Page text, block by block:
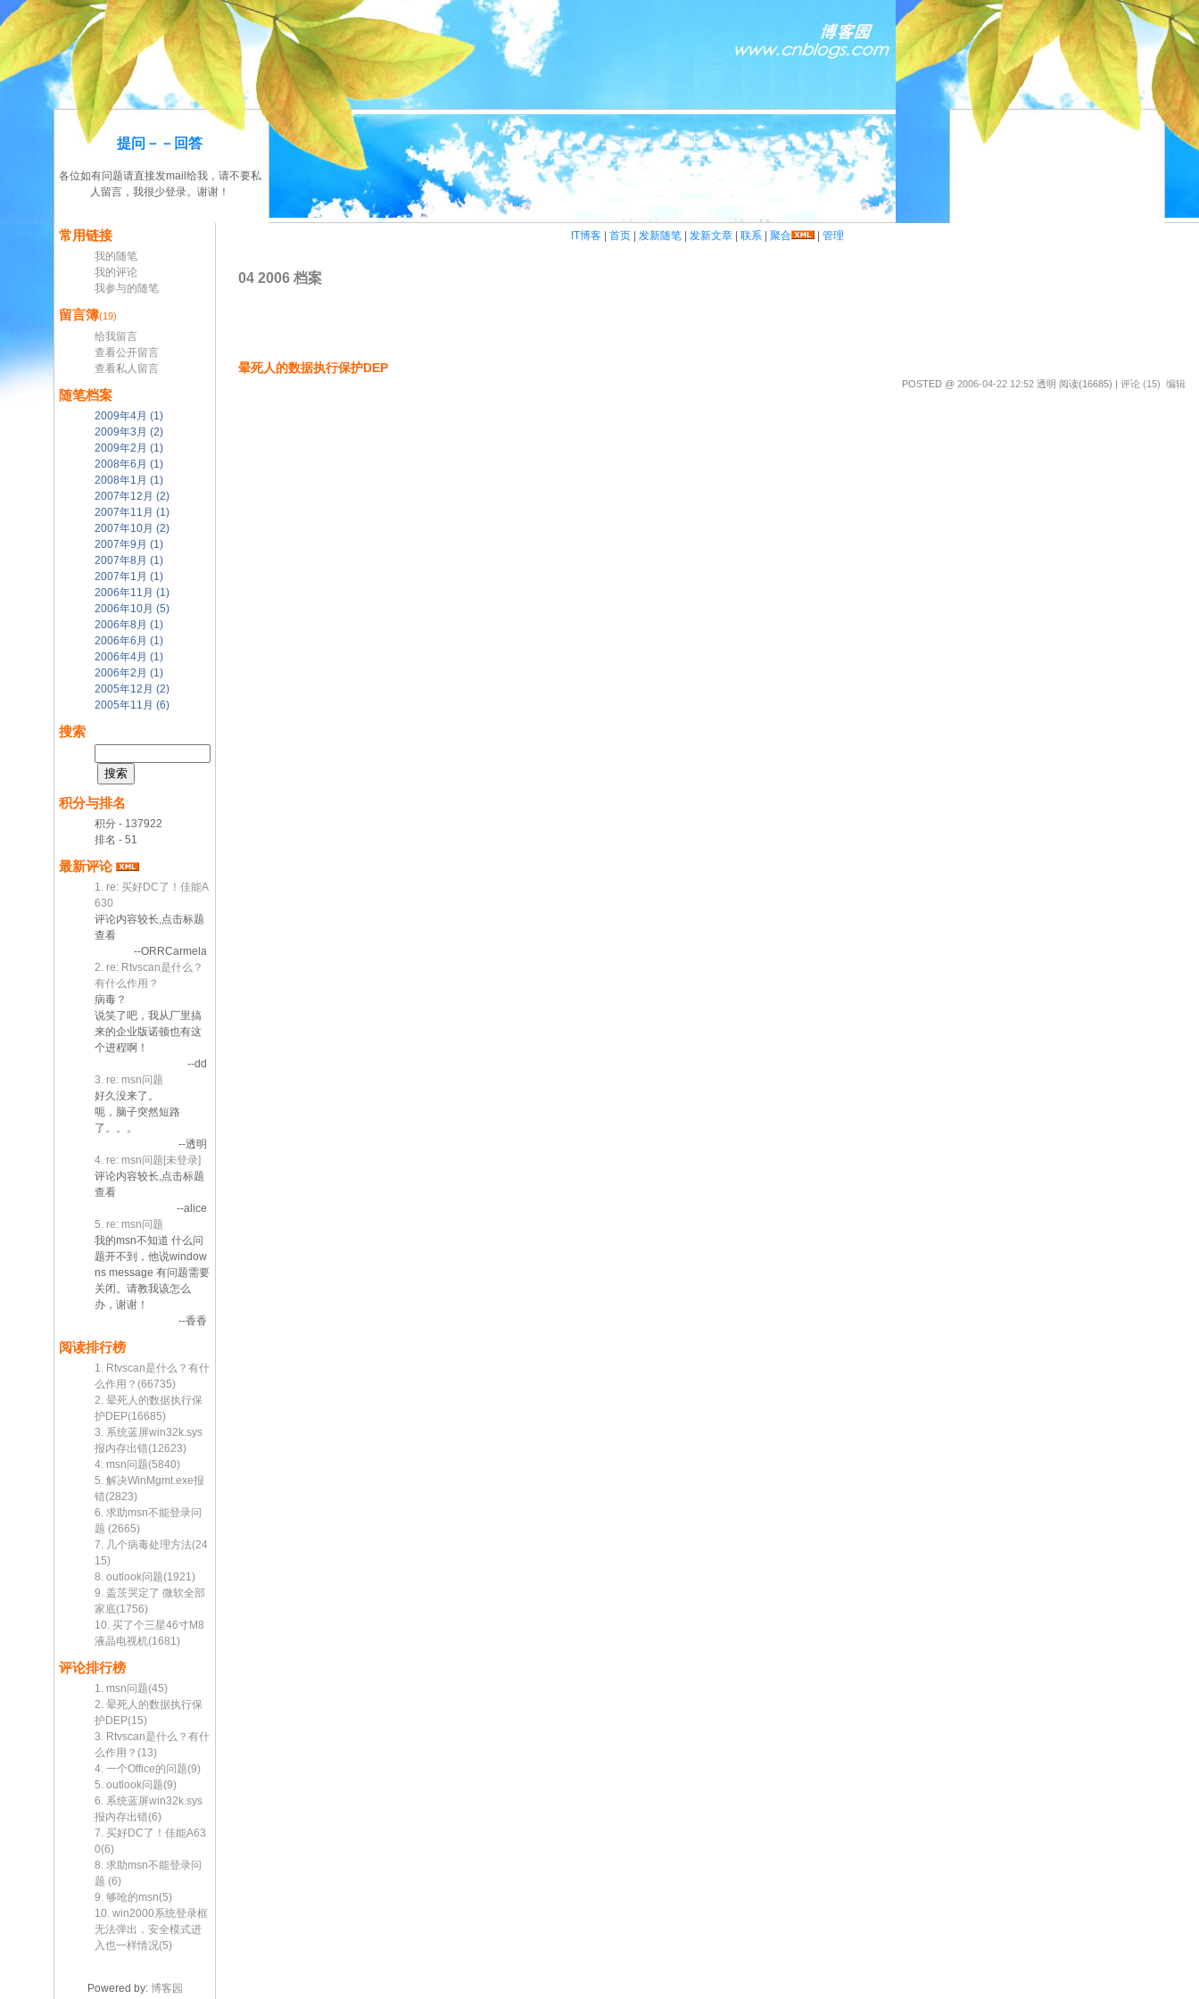
提问－－回答
各位如有问题请直接发mail给我，请不要私
人留言，我很少登录。谢谢！
常用链接
我的随笔
我的评论
我参与的随笔
留言簿(19)
给我留言
查看公开留言
查看私人留言
随笔档案
2009年4月 (1)
2009年3月 (2)
2009年2月 (1)
2008年6月 (1)
2008年1月 (1)
2007年12月 (2)
2007年11月 (1)
2007年10月 (2)
2007年9月 (1)
2007年8月 (1)
2007年1月 (1)
2006年11月 (1)
2006年10月 (5)
2006年8月 (1)
2006年6月 (1)
2006年4月 (1)
2006年2月 (1)
2005年12月 (2)
2005年11月 (6)
搜索
积分与排名
积分 - 137922
排名 - 51
最新评论
1. re: 买好DC了！佳能A
630
评论内容较长,点击标题
查看
--ORRCarmela
2. re: Rtvscan是什么？
有什么作用？
病毒？
说笑了吧，我从厂里搞
来的企业版诺顿也有这
个进程啊！
--dd
3. re: msn问题
好久没来了。
呃，脑子突然短路
了。。。
--透明
4. re: msn问题[未登录]
评论内容较长,点击标题
查看
--alice
5. re: msn问题
我的msn不知道 什么问
题开不到，他说window
ns message 有问题需要
关闭。请教我该怎么
办，谢谢！
--香香
阅读排行榜
1. Rtvscan是什么？有什
么作用？(66735)
2. 晕死人的数据执行保
护DEP(16685)
3. 系统蓝屏win32k.sys
报内存出错(12623)
4. msn问题(5840)
5. 解决WinMgmt.exe报
错(2823)
6. 求助msn不能登录问
题 (2665)
7. 几个病毒处理方法(24
15)
8. outlook问题(1921)
9. 盖茨哭定了 微软全部
家底(1756)
10. 买了个三星46寸M8
液晶电视机(1681)
评论排行榜
1. msn问题(45)
2. 晕死人的数据执行保
护DEP(15)
3. Rtvscan是什么？有什
么作用？(13)
4. 一个Office的问题(9)
5. outlook问题(9)
6. 系统蓝屏win32k.sys
报内存出错(6)
7. 买好DC了！佳能A63
0(6)
8. 求助msn不能登录问
题 (6)
9. 够呛的msn(5)
10. win2000系统登录框
无法弹出，安全模式进
入也一样情况(5)
Powered by: 博客园
IT博客 首页 发新随笔 发新文章 联系 聚合 管理
04 2006 档案
晕死人的数据执行保护DEP
POSTED @ 2006-04-22 12:52 透明 阅读(16685) | 评论 (15) 编辑